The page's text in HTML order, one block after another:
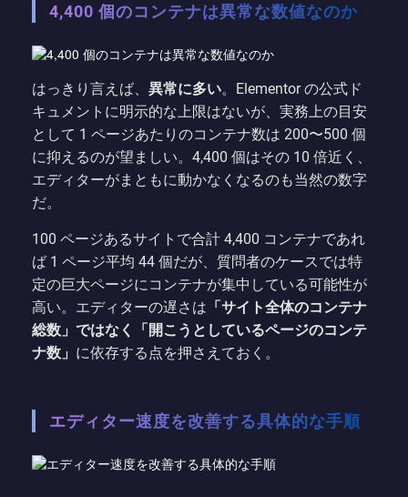
4,400 個のコンテナは異常な数値なのか
はっきり言えば、 異常に多い。Elementor の公式ド
キュメントに明示的な上限はないが、実務上の目安
として 1 ページあたりのコンテナ数は 200〜500 個
に抑えるのが望ましい。4,400 個はその 10 倍近く、
エディターがまともに動かなくなるのも当然の数字
だ。
100 ページあるサイトで合計 4,400 コンテナであれ
ば 1 ページ平均 44 個だが、質問者のケースでは特
定の巨大ページにコンテナが集中している可能性が
高い。エディターの遅さは 「サイト全体のコンテナ
総数」ではなく「開こうとしているページのコンテ
ナ数」 に依存する点を押さえておく。
エディター速度を改善する具体的な手順